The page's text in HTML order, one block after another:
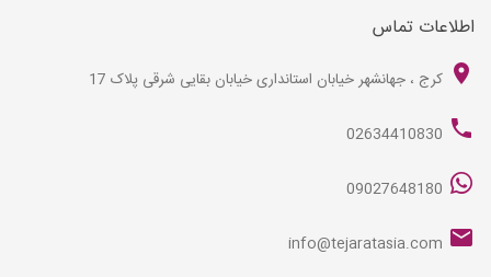
اطلاعات تماس
کرج ، جهانشهر خیابان استانداری خیابان بقایی شرقی پلاک 17
02634410830
09027648180
info@tejaratasia.com